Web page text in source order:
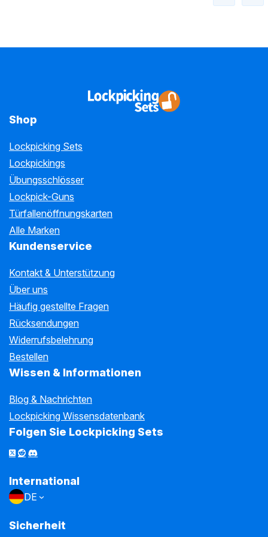
Shop
Lockpicking Sets
Lockpickings
Übungsschlösser
Lockpick-Guns
Türfallenöffnungskarten
Alle Marken
Kundenservice
Kontakt & Unterstützung
Über uns
Häufig gestellte Fragen
Rücksendungen
Widerrufsbelehrung
Bestellen
Wissen & Informationen
Blog & Nachrichten
Lockpicking Wissensdatenbank
Folgen Sie Lockpicking Sets
International
DE
Sicherheit